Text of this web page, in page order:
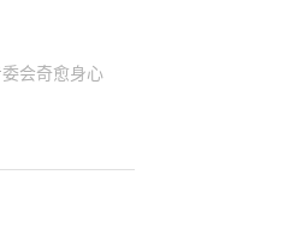
会奇愈身心